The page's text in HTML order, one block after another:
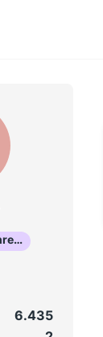
Finanzgenie (Ehrenmitglied)
6.435